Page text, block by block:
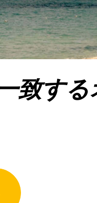
致する